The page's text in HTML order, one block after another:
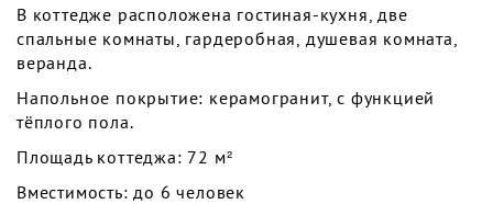
В коттедже расположена гостиная-кухня, две
спальные комнаты, гардеробная, душевая комната,
веранда.
Напольное покрытие: керамогранит, с функцией
тёплого пола.
Площадь коттеджа: 72 м²
Вместимость: до 6 человек